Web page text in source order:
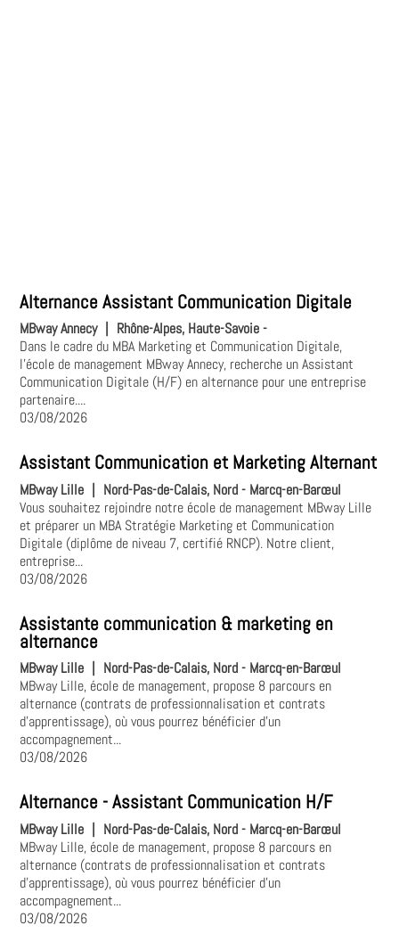
Alternance Assistant Communication Digitale
MBway Annecy
Rhône-Alpes, Haute-Savoie -
Dans le cadre du MBA Marketing et Communication Digitale,
l'école de management MBway Annecy, recherche un Assistant
Communication Digitale (H/F) en alternance pour une entreprise
partenaire....
03/08/2026
Assistant Communication et Marketing Alternant
MBway Lille | Nord-Pas-de-Calais, Nord - Marcq-en-Barœul
Vous souhaitez rejoindre notre école de management MBway Lille
et préparer un MBA Stratégie Marketing et Communication
Digitale (diplôme de niveau 7, certifié RNCP). Notre client,
entreprise...
03/08/2026
Assistante communication & marketing en
alternance
MBway Lille
Nord-Pas-de-Calais, Nord - Marcq-en-Barœul
MBway Lille, école de management, propose 8 parcours en
alternance (contrats de professionnalisation et contrats
d'apprentissage), où vous pourrez bénéficier d'un
accompagnement...
03/08/2026
Alternance - Assistant Communication H/F
MBway Lille | Nord-Pas-de-Calais, Nord - Marcq-en-Barœul
MBway Lille, école de management, propose 8 parcours en
alternance (contrats de professionnalisation et contrats
d'apprentissage), où vous pourrez bénéficier d'un
accompagnement...
03/08/2026